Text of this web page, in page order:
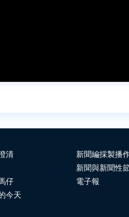
清
仔
今天
新聞編採製播
新聞與新聞性
電子報